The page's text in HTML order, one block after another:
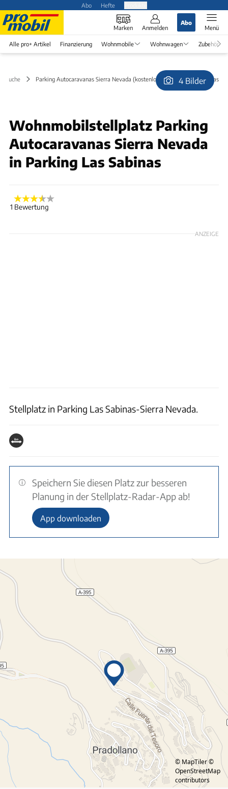
Abo Hefte
Marken Anmelden
Abo
Menü
Alle pro+ Artikel Finanzierung Wohnmobile Wohnwagen Zubehör
Parking Autocaravanas Sierra Nevada (kostenlos) in Parking Las Sabinas
4 Bilder
Wohnmobilstellplatz Parking
Autocaravanas Sierra Nevada
in Parking Las Sabinas
1 Bewertung
ANZEIGE
Stellplatz in Parking Las Sabinas-Sierra Nevada.
Speichern Sie diesen Platz zur besseren
Planung in der Stellplatz-Radar-App ab!
App downloaden
© MapTiler ©
OpenStreetMap
contributors